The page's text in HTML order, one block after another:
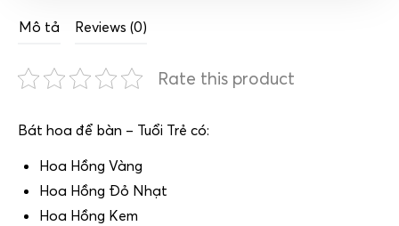
Mô tả Reviews (0)
Rate this product
Bát hoa để bàn – Tuổi Trẻ có:
Hoa Hồng Vàng
Hoa Hồng Đỏ Nhạt
Hoa Hồng Kem